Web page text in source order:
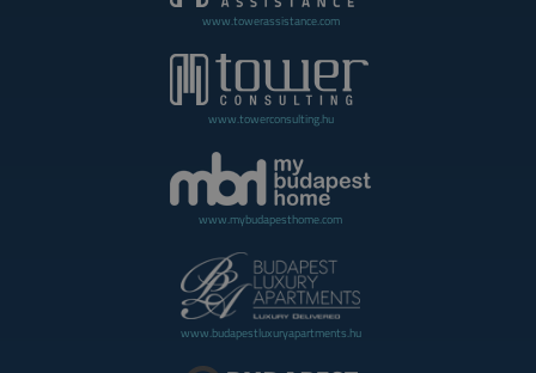
www.towerassistance.com
www.towerconsulting.hu
www.mybudapesthome.com
www.budapestluxuryapartments.hu